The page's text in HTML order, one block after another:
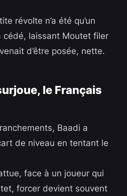
révolte n’a été qu’un
laissant Moutet filer
d’être posée, nette.
le Français
Baadi a
de niveau en tentant le
face à un joueur qui
forcer devient souvent